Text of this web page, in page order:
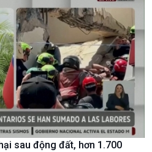
sau động đất, hơn 1.700